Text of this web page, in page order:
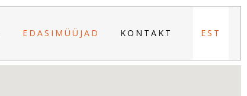
EST
EDASIMÜÜJAD KONTAKT